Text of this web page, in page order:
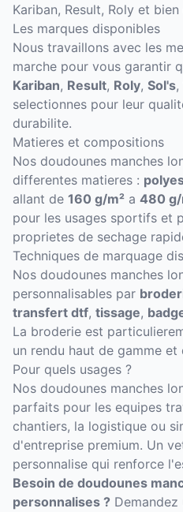
Kariban, Result, Roly et
Les marques disponibles
Nous travaillons avec les
marche pour vous garantir
Kariban, Result, Roly, Sol's,
selectionnes pour leur
durabilite.
Matieres et compositions
Nos doudounes manches
differentes matieres :
allant de 160 g/m² a 480 g/
pour les usages sportifs et
proprietes de sechage
Techniques de marquage
Nos doudounes manches
personnalisables par
transfert dtf, tissage,
La broderie est
un rendu haut de gamme
Pour quels usages ?
Nos doudounes manches
parfaits pour les equipes
chantiers, la logistique ou
d'entreprise premium. Un
personnalise qui renforce
Besoin de doudounes
personnalises ?